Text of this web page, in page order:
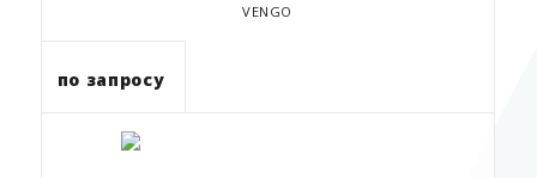
VENGO
по запросу